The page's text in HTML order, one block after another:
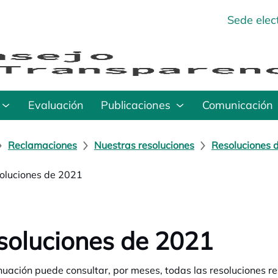
Sede
Evaluación Publicaciones Comunicación
Reclamaciones Nuestras resoluciones Resoluciones
de 2021
de 2021
puede consultar, por meses, todas las resoluciones